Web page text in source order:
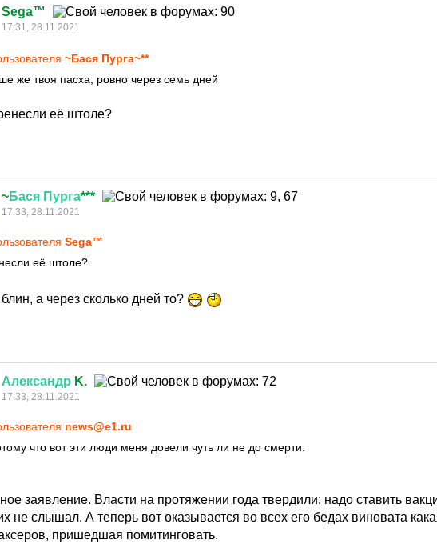
Sega™
17:31, 28.11.2021
~Бася Пурга~**
же твоя пасха, ровно через семь дней
её штоле?
~Бася Пурга***
17:33, 28.11.2021
Sega™
её штоле?
а через сколько дней то?
Александр K.
17:33, 28.11.2021
news@e1.ru
что вот эти люди меня довели чуть ли не до смерти.
заявление. Власти на протяжении года твердили: надо ставить
не слышал. А теперь вот оказывается во всех его бедах виновата
пришедшая помитинговать.